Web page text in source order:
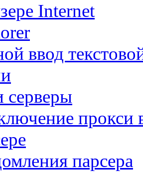
Internet
ввод
серверы
прокси
парсера